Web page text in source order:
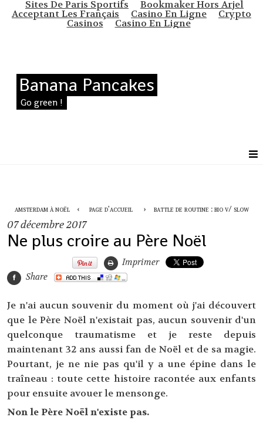
Sites De Paris Sportifs Bookmaker Hors Arjel
Acceptant Les Français Casino En Ligne Crypto
Casinos Casino En Ligne
Banana Pancakes
Go green !
amsterdam à noël page d'accueil battle de routine : bio v/ slow
07décembre 2017
Ne plus croire au Père Noël
Imprimer
Share
Je n'ai aucun souvenir du moment où j'ai découvert
que le Père Noël n'existait pas, aucun souvenir d'un
quelconque traumatisme et je reste depuis
maintenant 32 ans aussi fan de Noël et de sa magie.
Pourtant, je ne nie pas qu'il y a une épine dans le
traîneau : toute cette histoire racontée aux enfants
pour ensuite avouer le mensonge.
Non le Père Noël n'existe pas.